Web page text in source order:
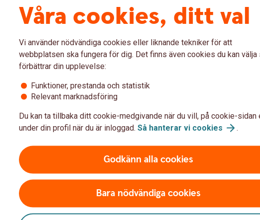
till nya internetbanken
ibörsskärmen
Om du har frågor
Kontakta oss om våra
Våra cookies, ditt val
Vi använder nödvändiga cookies eller liknande tekniker för att
webbplatsen ska fungera för dig. Det finns även cookies du kan välja
förbättrar din upplevelse:
Funktioner, prestanda och statistik
Relevant marknadsföring
Du kan ta tillbaka ditt cookie-medgivande när du vill, på cookie-sidan
under din profil när du är inloggad. Så hanterar vi cookies .
Godkänn alla cookies
Bara nödvändiga cookies